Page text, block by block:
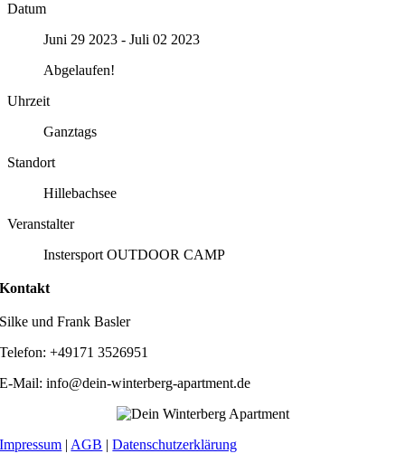
Datum
Juni 29 2023 - Juli 02 2023
Abgelaufen!
Uhrzeit
Ganztags
Standort
Hillebachsee
Veranstalter
Instersport OUTDOOR CAMP
Kontakt
Silke und Frank Basler
Telefon: +49171 3526951
E-Mail: info@dein-winterberg-apartment.de
Impressum |AGB |Datenschutzerklärung